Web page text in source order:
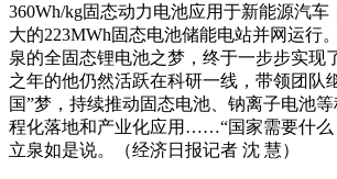
360Wh/kg固态动力电池应用于新能源汽车
大的223MWh固态电池储能电站并网运行
泉的全固态锂电池之梦，终于一步步实现
之年的他仍然活跃在科研一线，带领团队
国”梦，持续推动固态电池、钠离子电池
程化落地和产业化应用……“国家需要什么
立泉如是说。（经济日报记者 沈 慧）